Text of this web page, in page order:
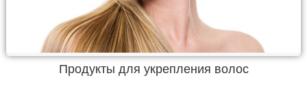
Продукты для укрепления волос